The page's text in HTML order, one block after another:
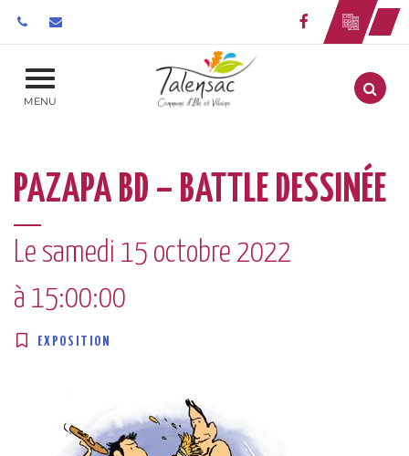
Lien vers le
MENU Aller
PAZAPA BD – BATTLE DESSINÉE
Le samedi 15 octobre 2022
à 15:00:00
EXPOSITION